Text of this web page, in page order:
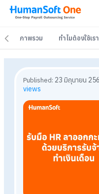
ภาพรวม ทำไมต้องใช้เรา
ภาพรวม ทำไมต้องใช้เรา
Published:
views